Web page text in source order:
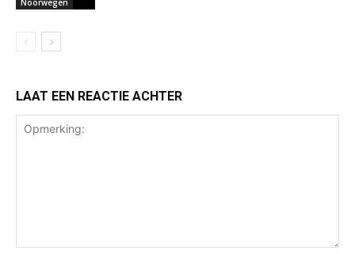
Noorwegen
LAAT EEN REACTIE ACHTER